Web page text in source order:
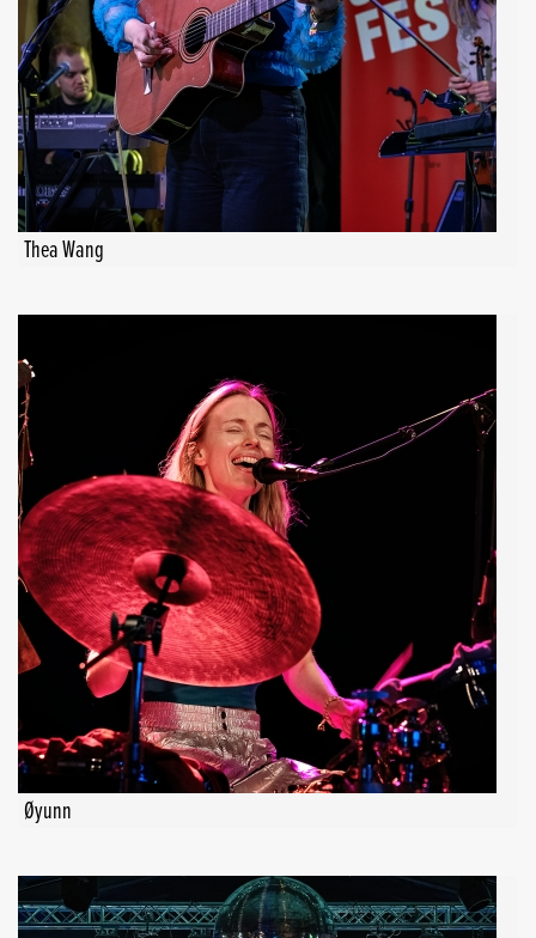
Thea Wang
Øyunn